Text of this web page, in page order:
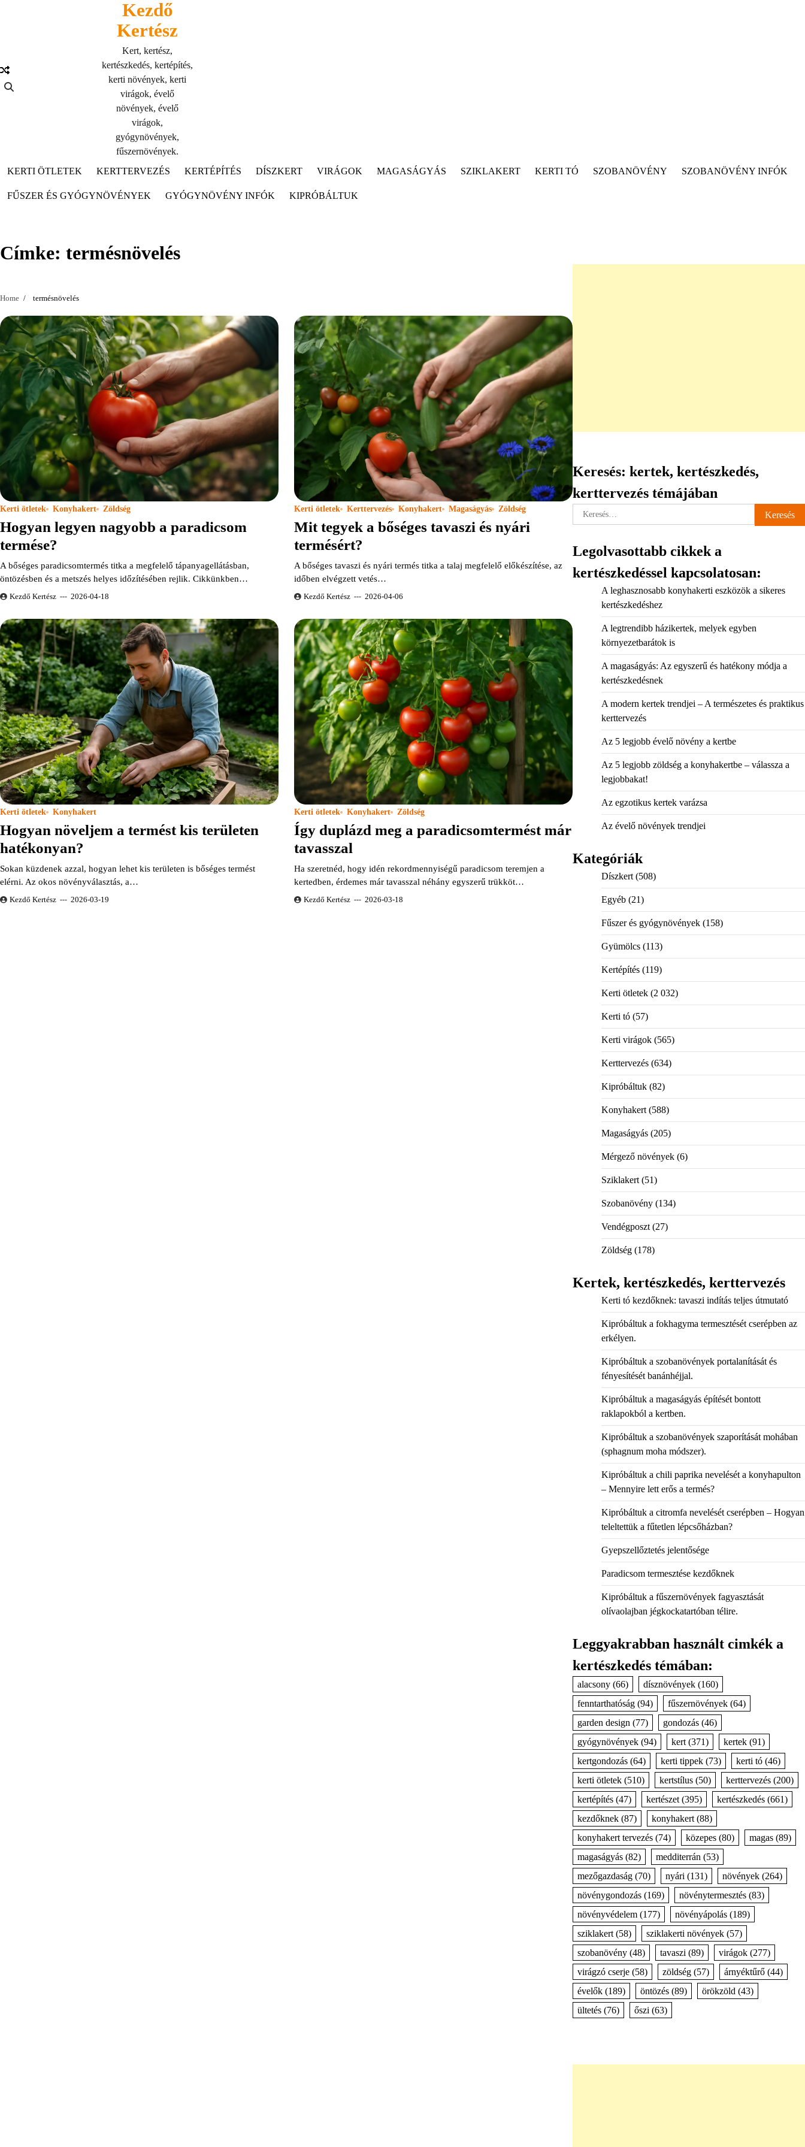
Kezdő
Kertész
Kert, kertész,
kertészkedés, kertépítés,
kerti növények, kerti
virágok, évelő
növények, évelő
virágok,
gyógynövények,
fűszernövények.
KERTI ÖTLETEK
KERTTERVEZÉS KERTÉPÍTÉS DÍSZKERT VIRÁGOK MAGASÁGYÁS SZIKLAKERT KERTI TÓ SZOBANÖVÉNY SZOBANÖVÉNY INFÓK
FŰSZER ÉS GYÓGYNÖVÉNYEK GYÓGYNÖVÉNY INFÓK KIPRÓBÁLTUK
Címke: termésnövelés
Home termésnövelés
Kerti ötletek Konyhakert Zöldség
Hogyan legyen nagyobb a paradicsom
termése?
A bőséges paradicsomtermés titka a megfelelő tápanyagellátásban,
öntözésben és a metszés helyes időzítésében rejlik. Cikkünkben…
Kezdő Kertész 2026-04-18
Kerti ötletek Kerttervezés Konyhakert Magaságyás Zöldség
Mit tegyek a bőséges tavaszi és nyári
termésért?
A bőséges tavaszi és nyári termés titka a talaj megfelelő előkészítése, az
időben elvégzett vetés…
Kezdő Kertész 2026-04-06
Kerti ötletek Konyhakert
Hogyan növeljem a termést kis területen
hatékonyan?
Sokan küzdenek azzal, hogyan lehet kis területen is bőséges termést
elérni. Az okos növényválasztás, a…
Kezdő Kertész 2026-03-19
Kerti ötletek Konyhakert Zöldség
Így duplázd meg a paradicsomtermést már
tavasszal
Ha szeretnéd, hogy idén rekordmennyiségű paradicsom teremjen a
kertedben, érdemes már tavasszal néhány egyszerű trükköt…
Kezdő Kertész 2026-03-18
Keresés: kertek, kertészkedés,
kerttervezés témájában
Keresés:
Legolvasottabb cikkek a
kertészkedéssel kapcsolatosan:
A leghasznosabb konyhakerti eszközök a sikeres
kertészkedéshez
A legtrendibb házikertek, melyek egyben
környezetbarátok is
A magaságyás: Az egyszerű és hatékony módja a
kertészkedésnek
A modern kertek trendjei – A természetes és praktikus
kerttervezés
Az 5 legjobb évelő növény a kertbe
Az 5 legjobb zöldség a konyhakertbe – válassza a
legjobbakat!
Az egzotikus kertek varázsa
Az évelő növények trendjei
Kategóriák
Díszkert(508)
Egyéb(21)
Fűszer és gyógynövények(158)
Gyümölcs(113)
Kertépítés(119)
Kerti ötletek(2 032)
Kerti tó(57)
Kerti virágok(565)
Kerttervezés(634)
Kipróbáltuk(82)
Konyhakert(588)
Magaságyás(205)
Mérgező növények(6)
Sziklakert(51)
Szobanövény(134)
Vendégposzt(27)
Zöldség(178)
Kertek, kertészkedés, kerttervezés
Kerti tó kezdőknek: tavaszi indítás teljes útmutató
Kipróbáltuk a fokhagyma termesztését cserépben az
erkélyen.
Kipróbáltuk a szobanövények portalanítását és
fényesítését banánhéjjal.
Kipróbáltuk a magaságyás építését bontott
raklapokból a kertben.
Kipróbáltuk a szobanövények szaporítását mohában
(sphagnum moha módszer).
Kipróbáltuk a chili paprika nevelését a konyhapulton
– Mennyire lett erős a termés?
Kipróbáltuk a citromfa nevelését cserépben – Hogyan
teleltettük a fűtetlen lépcsőházban?
Gyepszellőztetés jelentősége
Paradicsom termesztése kezdőknek
Kipróbáltuk a fűszernövények fagyasztását
olívaolajban jégkockatartóban télire.
Leggyakrabban használt cimkék a
kertészkedés témában:
alacsony(66) dísznövények(160)
fenntarthatóság(94) fűszernövények(64)
garden design (77) gondozás(46)
gyógynövények(94) kert(371) kertek(91)
kertgondozás(64) kerti tippek(73) kerti tó(46)
kerti ötletek(510) kertstílus(50) kerttervezés(200)
kertépítés(47) kertészet(395) kertészkedés(661)
kezdőknek(87) konyhakert(88)
konyhakert tervezés(74) közepes(80) magas(89)
magaságyás(82) medditerrán (53)
mezőgazdaság(70) nyári (131) növények(264)
növénygondozás(169) növénytermesztés(83)
növényvédelem(177) növényápolás(189)
sziklakert(58) sziklakerti növények(57)
szobanövény(48) tavaszi (89) virágok(277)
virágzó cserje(58) zöldség(57) árnyéktűrő(44)
évelők(189) öntözés(89) örökzöld (43)
ültetés(76) őszi (63)